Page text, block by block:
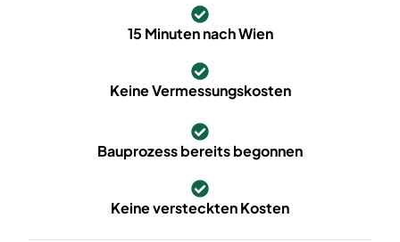
15 Minuten nach Wien
Keine Vermessungskosten
Bauprozess bereits begonnen
Keine versteckten Kosten